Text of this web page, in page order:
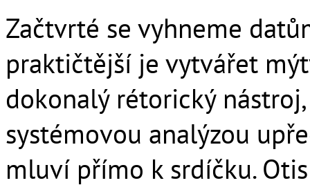
Začtvrté se vyhneme
praktičtější je vytvářet
dokonalý rétorický
systémovou analýzou
mluví přímo k srdíčku.